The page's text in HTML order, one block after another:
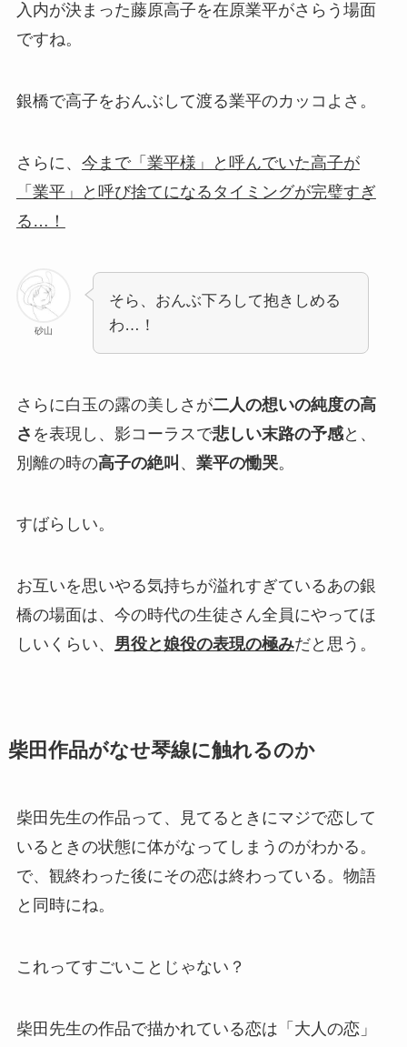
入内が決まった藤原高子を在原業平がさらう場面
ですね。
銀橋で高子をおんぶして渡る業平のカッコよさ。
さらに、 今まで「業平様」と呼んでいた高子が
「業平」と呼び捨てになるタイミングが完璧すぎ
る…！
砂山
そら、おんぶ下ろして抱きしめる
わ…！
さらに白玉の露の美しさが二人の想いの純度の高
さ を表現し、影コーラスで悲しい末路の予感と、
別離の時の高子の絶叫 、 業平の慟哭。
すばらしい。
お互いを思いやる気持ちが溢れすぎているあの銀
橋の場面は、今の時代の生徒さん全員にやってほ
しいくらい、 男役と娘役の表現の極みだと思う。
柴田作品がなせ琴線に触れるのか
柴田先生の作品って、見てるときにマジで恋して
いるときの状態に体がなってしまうのがわかる。
で、観終わった後にその恋は終わっている。物語
と同時にね。
これってすごいことじゃない？
柴田先生の作品で描かれている恋は「大人の恋」